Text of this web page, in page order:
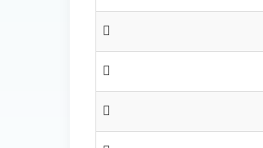
𧴌
𧴌
𧴍